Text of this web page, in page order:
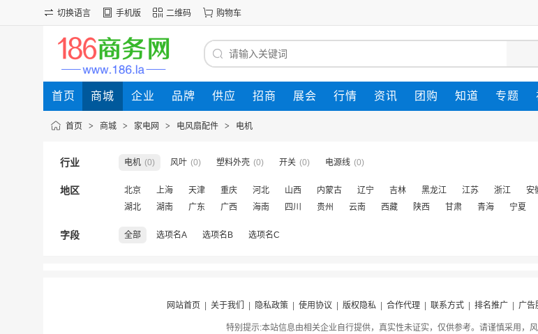
切换语言 手机版 二维码 购物车
首页 商城 企业 品牌 供应 招商 展会 行情 资讯 团购 知道 专题
首页 > 商城 > 家电网 > 电风扇配件 > 电机
行业 电机 (0) 风叶 (0) 塑料外壳 (0) 开关 (0) 电源线 (0)
地区 北京 上海 天津 重庆 河北 山西 内蒙古 辽宁 吉林 黑龙江 江苏 浙江 安
湖北
湖南 广东 广西 海南 四川 贵州 云南 西藏 陕西 甘肃 青海 宁夏
字段 全部 选项名A 选项名B 选项名C
网站首页 关于我们 隐私政策| 使用协议 版权隐私| 合作代理| 联系方式| 排名推广| 广告
特别提示:本站信息由相关企业自行提供，真实性未证实，仅供参考。请谨慎采用，